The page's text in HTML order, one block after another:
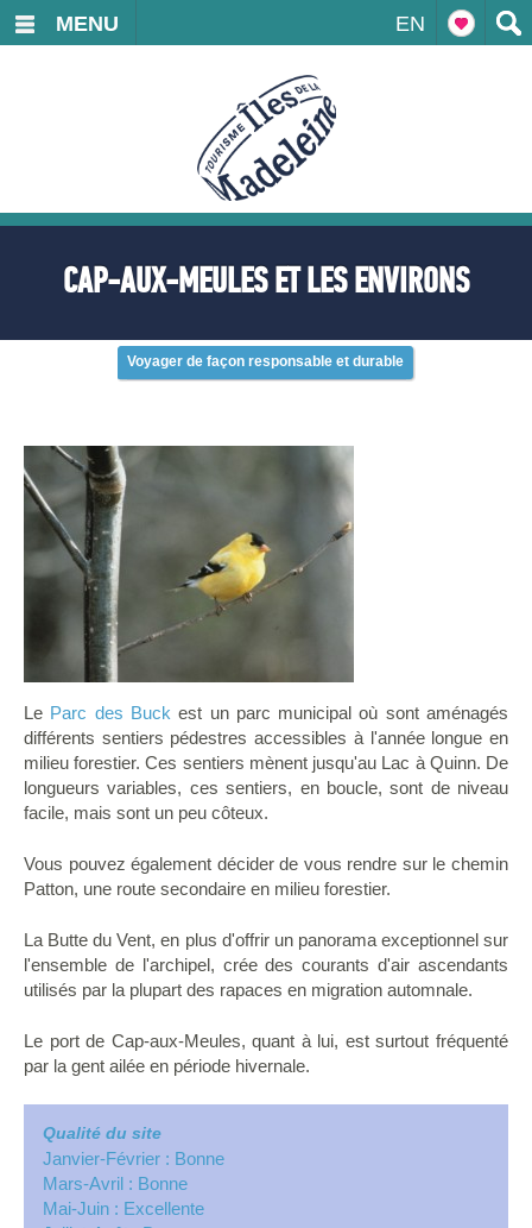
EN
MENU
CAP-AUX-MEULES ET LES ENVIRONS
Voyager de façon responsable et durable
Le Parc des Buck est un parc municipal où sont aménagés
différents sentiers pédestres accessibles à l'année longue en
milieu forestier. Ces sentiers mènent jusqu'au Lac à Quinn. De
longueurs variables, ces sentiers, en boucle, sont de niveau
facile, mais sont un peu côteux.
Vous pouvez également décider de vous rendre sur le chemin
Patton, une route secondaire en milieu forestier.
La Butte du Vent, en plus d'offrir un panorama exceptionnel sur
l'ensemble de l'archipel, crée des courants d'air ascendants
utilisés par la plupart des rapaces en migration automnale.
Le port de Cap-aux-Meules, quant à lui, est surtout fréquenté
par la gent ailée en période hivernale.
Qualité du site
Janvier-Février : Bonne
Mars-Avril : Bonne
Mai-Juin : Excellente